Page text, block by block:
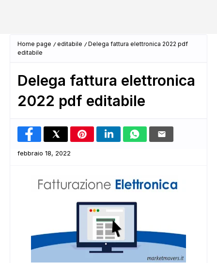
Home page editabile
Delega fattura elettronica 2022 pdf
editabile
Delega fattura elettronica
2022 pdf editabile
febbraio 18, 2022